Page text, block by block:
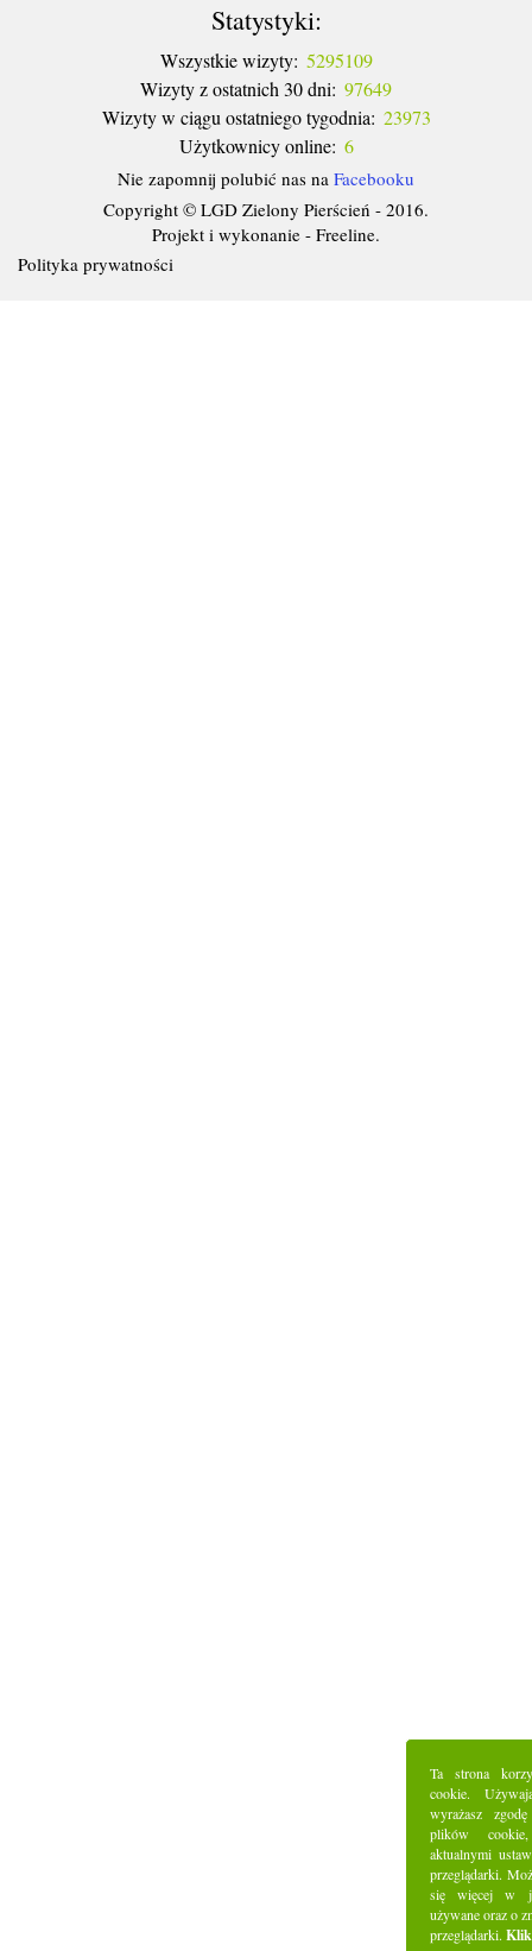
Statystyki:
Wszystkie wizyty: 5295109
Wizyty z ostatnich 30 dni: 97649
Wizyty w ciągu ostatniego tygodnia: 23973
Użytkownicy online: 6
Nie zapomnij polubić nas na Facebooku
Copyright © LGD Zielony Pierścień - 2016.
Projekt i wykonanie - Freeline.
Polityka prywatności
Ta strona
cookie.
wyrażasz
plików
aktualnymi
przeglądarki.
się więcej w
używane oraz o
przeglądarki.